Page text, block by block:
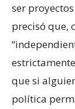
ser
precisó que,
que si
política